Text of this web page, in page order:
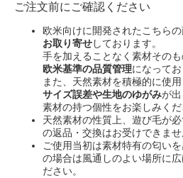
ご注文前にご確認ください
欧米向けに開発されたこちらの
お取り寄せしております。
手を加えることなく素材その
欧米基準の品質管理になってお
また、天然素材を積極的に使用
サイズ誤差や生地のゆがみが出
素材の持つ個性をお楽しみくだ
天然素材の性質上、遊び毛が
の返品・交換はお受けできませ
ご使用当初は素材特有の匂い
の場合は風通しのよい場所に
ださい。